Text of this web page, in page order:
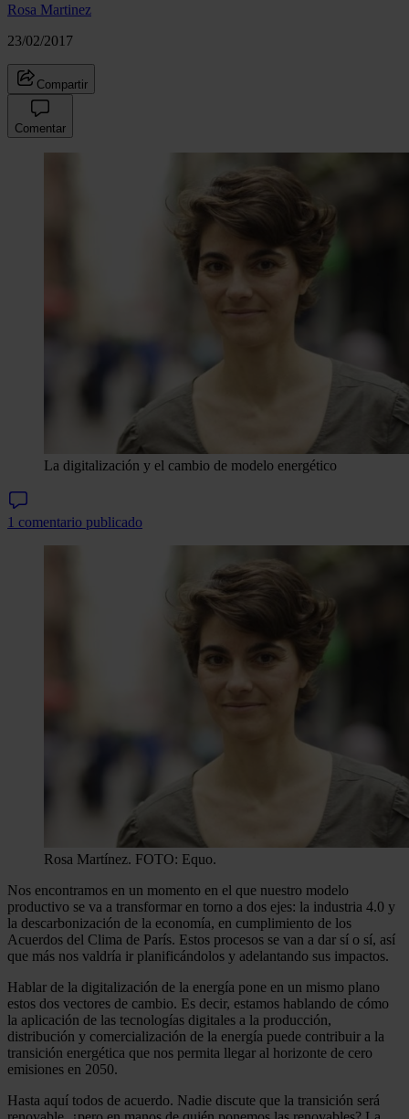
Rosa Martinez
23/02/2017
Compartir
Comentar
La digitalización y el cambio de modelo energético
1 comentario publicado
Rosa Martínez. FOTO: Equo.
Nos encontramos en un momento en el que nuestro modelo
productivo se va a transformar en torno a dos ejes: la industria 4.0 y
la descarbonización de la economía, en cumplimiento de los
Acuerdos del Clima de París. Estos procesos se van a dar sí o sí, así
que más nos valdría ir planificándolos y adelantando sus impactos.
Hablar de la digitalización de la energía pone en un mismo plano
estos dos vectores de cambio. Es decir, estamos hablando de cómo
la aplicación de las tecnologías digitales a la producción,
distribución y comercialización de la energía puede contribuir a la
transición energética que nos permita llegar al horizonte de cero
emisiones en 2050.
Hasta aquí todos de acuerdo. Nadie discute que la transición será